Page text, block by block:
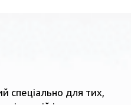
спеціально для тих,